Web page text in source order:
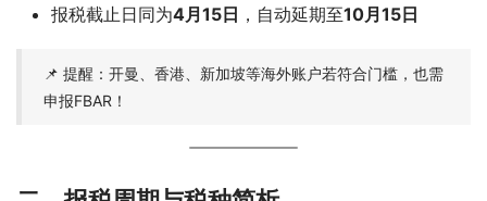
报税截止日同为4月15日 ，自动延期至10月15日
📌 提醒：开曼、香港、新加坡等海外账户若符合门槛，也需
申报FBAR！